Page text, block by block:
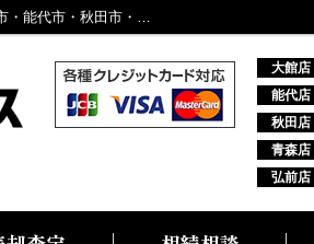
大館市のスーパー一覧ページ｜大館市・能代市・秋田市・青森市・弘前市の不動産情報なら株式会社リブエス
大館店
能代店
秋田店
青森店
弘前店